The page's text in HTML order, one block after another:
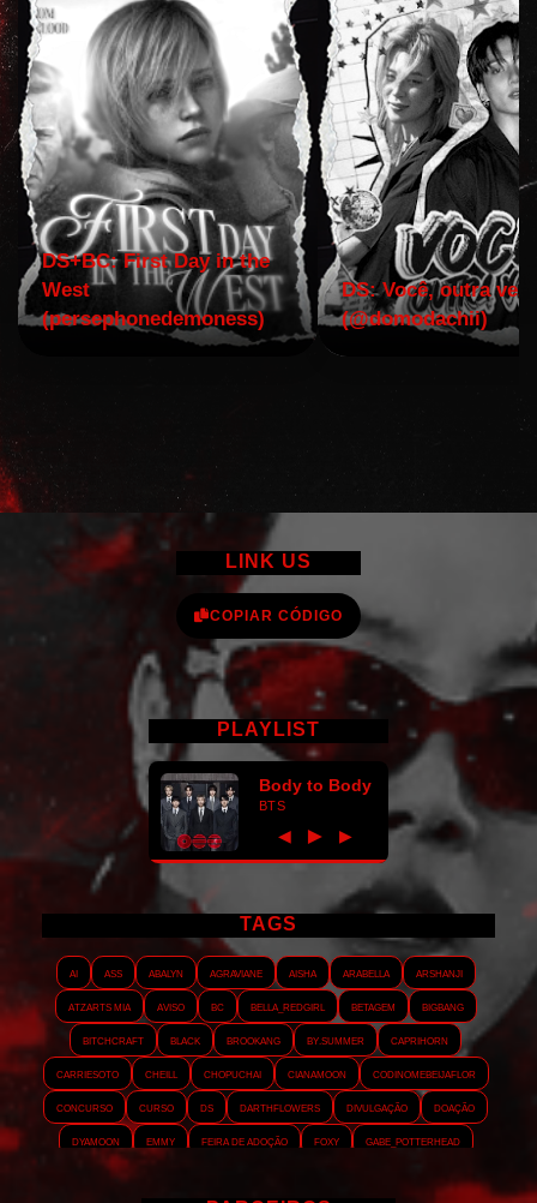
DS+BC: First Day in the
West
(persephonedemoness)
DS: Você, outra vez!
(@domodachii)
LINK US
COPIAR CÓDIGO
PLAYLIST
Body to Body
BTS
◀ ► ▶
TAGS
AI ASS Abalyn Agraviane Aisha Arabella
Arshanji
Atzarts Mia
Aviso BC Bella_RedGirl Betagem
Bigbang
Bitchcraft
Black Brookang By.summer
Caprihorn
Carriesoto
Cheill Chopuchai Cianamoon
Codinomebeijaflor
Concurso
Curso DS Darthflowers Divulgação
Doação
Dyamoon
Emmy Feira de adoção Foxy
Gabe_Potterhead
GeminnieKook